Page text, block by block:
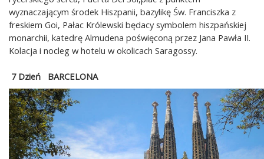
wyznaczającym środek Hiszpanii, bazylikę Św. Franciszka z
freskiem Goi, Pałac Królewski będacy symbolem hiszpańskiej
monarchii, katedrę Almudena poświęconą przez Jana Pawła II.
Kolacja i nocleg w hotelu w okolicach Saragossy.
7 Dzień BARCELONA